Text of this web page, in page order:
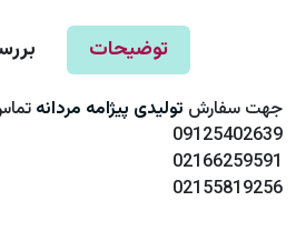
توضیحات
جهت سفارش تولیدی پیژامه مردانه
09125402639
02166259591
02155819256